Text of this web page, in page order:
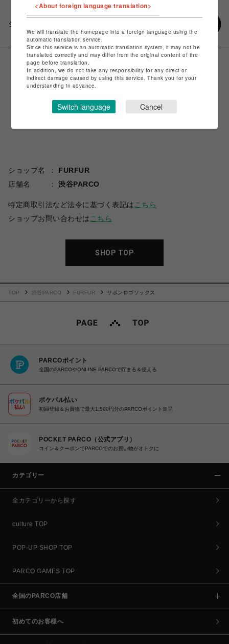
シェアする
ショップ名
FURFUR
店舗名
渋谷PARCO
特定商取引法など法令に基づく表記は こちら
ショップお問い合わせは こちら
SHOP TOP
TOP 渋谷PARCO FURFUR リボンロゴソックス
PARCOポイント
全国のPARCOやONLINE PARCOで貯まる＆使える
ポケパル払い
初回登録＆お買物で最大1,500円分のPARCOポイント進呈
POCKET PARCO（公式アプリ）
コイン＆クーポンでPARCOでのお買い物がオトクに
カテゴリー
全カテゴリーから探す
culture TOP
POP-UP SHOP TOP
PARCO GAMES TOP
全国のPARCO店舗
初めてのお客様へ
<About foreign language translation>
We will translate the homepage into a foreign language using the
automatic translation service.
Since this service is an automatic translation system, it may not be
translated correctly and may differ from the original content of the
page before translation.
In addition, we do not take any responsibility for any direct or
indirect damage caused by using this service. Thank you for your
understanding in advance.
Switch language Cancel